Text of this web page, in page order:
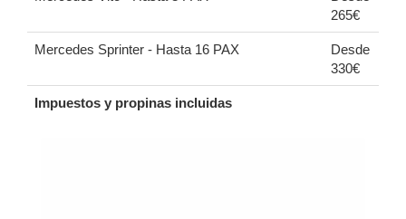
265€
Mercedes Sprinter - Hasta 16 PAX
Desde
330€
Impuestos y propinas incluidas